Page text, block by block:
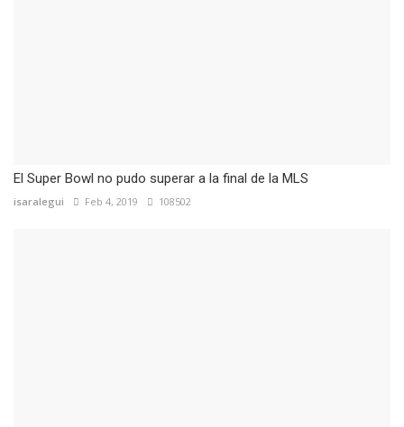
El Super Bowl no pudo superar a la final de la MLS
isaralegui Feb 4, 2019 108502